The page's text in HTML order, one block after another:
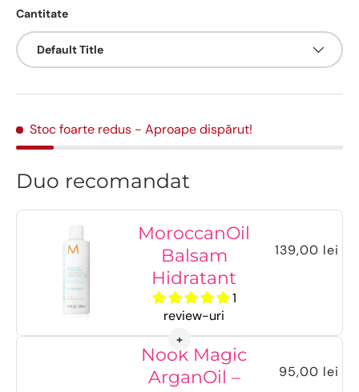
Cantitate
Default Title
Stoc foarte redus - Aproape dispărut!
Duo recomandat
MoroccanOil
Balsam
Hidratant
1
review-uri
139,00 lei
Nook Magic
ArganOil –
95,00 lei